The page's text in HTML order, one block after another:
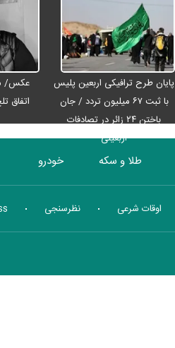
پایان طرح ترافیکی اربعین پلیس
با ثبت ۶۷ میلیون تردد / جان
باختن ۲۴ زائر در تصادفات
اربعینی
عکس/
اتفاق
طلا و سکه خودرو
منهای اقتصاد تاریخ اقتصاد اوقات شرعی نظرسنجی